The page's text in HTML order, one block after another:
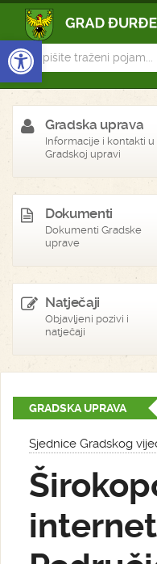
Open toolbar
Gradska uprava
Informacije i kontakti u
Gradskoj upravi
Dokumenti
Dokumenti Gradske
uprave
Natječaji
Objavljeni pozivi i
natječaji
GRADSKA UPRAVA
Sjednice Gradskog